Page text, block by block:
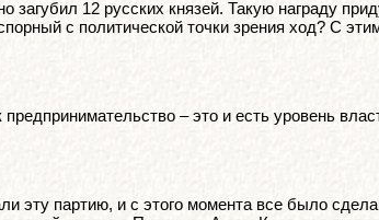
загубил 12 русских князей. Такую награду
с политической точки зрения ход? С
– это и есть уровень
партию, и с этого момента все было